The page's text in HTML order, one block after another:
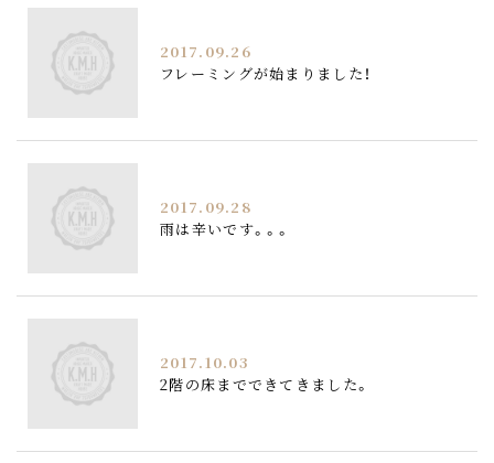
2017.09.26
フレーミングが始まりました！
2017.09.28
雨は辛いです。。。
2017.10.03
2階の床までできてきました。